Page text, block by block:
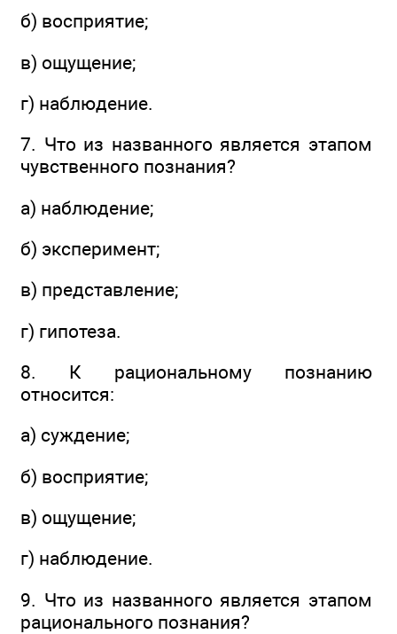
б) восприятие;
в) ощущение;
г) наблюдение.
7. Что из названного является этапом
чувственного познания?
а) наблюдение;
б) эксперимент;
в) представление;
г) гипотеза.
8. К рациональному познанию
относится:
а) суждение;
б) восприятие;
в) ощущение;
г) наблюдение.
9. Что из названного является этапом
рационального познания?